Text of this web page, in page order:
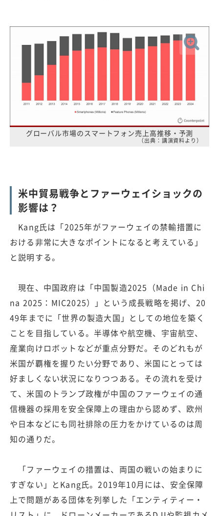
グローバル市場のスマートフォン売上高推移・予測
（出典：講演資料より）
米中貿易戦争とファーウェイショックの
影響は？
Kang氏は「2025年がファーウェイの禁輸措置に
おける非常に大きなポイントになると考えている」
と説明する。
現在、中国政府は「中国製造2025（Made in Chi
na 2025：MIC2025）」という成長戦略を掲げ、20
49年までに「世界の製造大国」としての地位を築く
ことを目指している。半導体や航空機、宇宙航空、
産業向けロボットなどが重点分野だ。そのどれもが
米国が覇権を握りたい分野であり、米国にとっては
好ましくない状況になりつつある。その流れを受け
て、米国のトランプ政権が中国のファーウェイの通
信機器の採用を安全保障上の理由から認めず、欧州
や日本などにも同社排除の圧力をかけているのは周
知の通りだ。
「ファーウェイの措置は、両国の戦いの始まりに
すぎない」とKang氏。2019年10月には、安全保障
上で問題がある団体を列挙した「エンティティー・